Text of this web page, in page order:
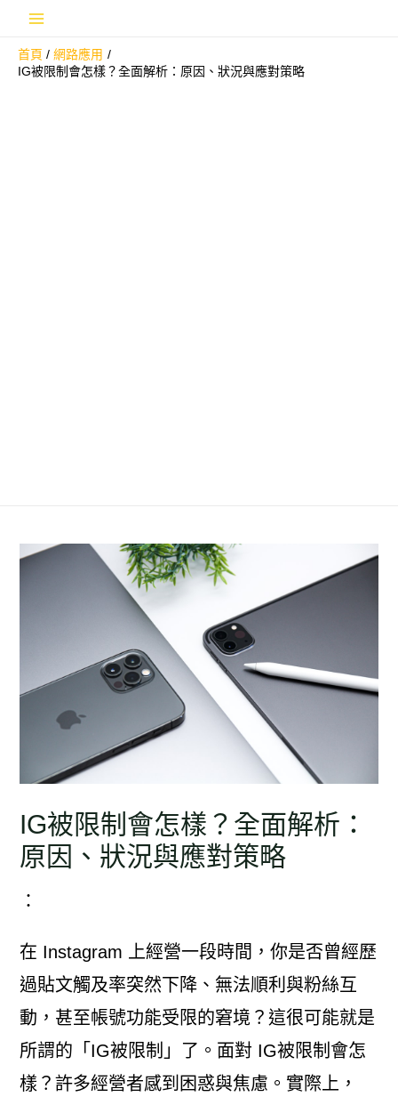
Menu
首頁
網路應用
IG被限制會怎樣？全面解析：原因、狀況與應對策略
IG被限制會怎樣？全面解析：
原因、狀況與應對策略
：
在 Instagram 上經營一段時間，你是否曾經歷
過貼文觸及率突然下降、無法順利與粉絲互
動，甚至帳號功能受限的窘境？這很可能就是
所謂的「IG被限制」了。面對 IG被限制會怎
樣？許多經營者感到困惑與焦慮。實際上，